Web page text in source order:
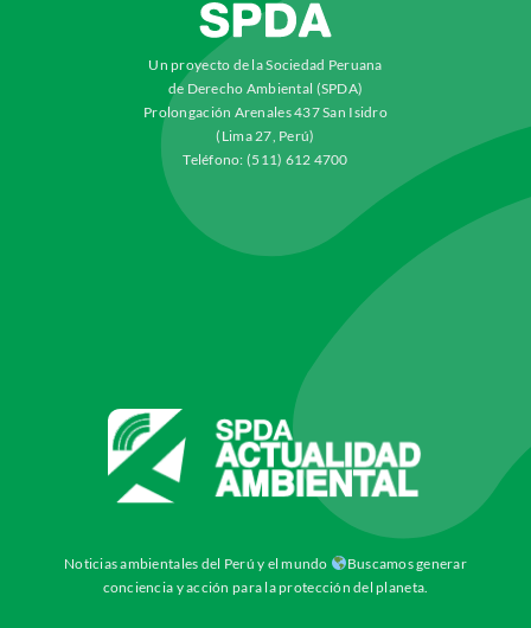
Un proyecto de la Sociedad Peruana
de Derecho Ambiental (SPDA)
Prolongación Arenales 437 San Isidro
(Lima 27, Perú)
Teléfono: (511) 612 4700
Noticias ambientales del Perú y el mundo
Buscamos generar
conciencia y acción para la protección del planeta.